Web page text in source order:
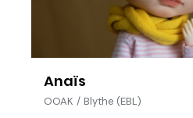
Anaïs
OOAK / Blythe (EBL)